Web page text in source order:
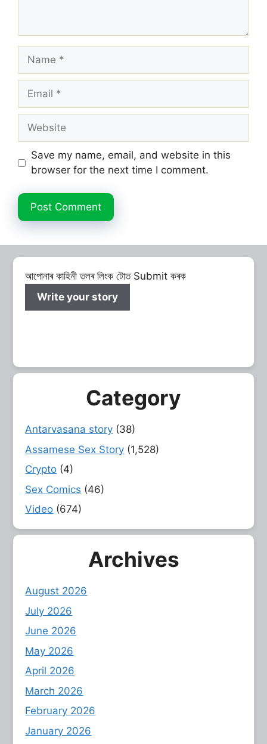
Name
Email
Website
Save my name, email, and website in this
browser for the next time I comment.
আপোনাৰ কাহিনী তলৰ লিংক টোত Submit কৰক
Write your story
Category
Antarvasana story (38)
Assamese Sex Story (1,528)
Crypto (4)
Sex Comics (46)
Video (674)
Archives
August 2026
July 2026
June 2026
May 2026
April 2026
March 2026
February 2026
January 2026